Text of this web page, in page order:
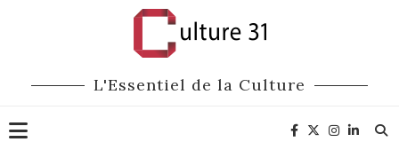
L'Essentiel de la Culture